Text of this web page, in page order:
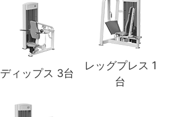
ディップス 3台
レッグプレス 1
台